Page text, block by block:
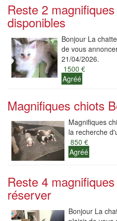
Reste 2
disponibles
Bonjour La
de vous
21/04/2026.
1500 €
Agréé
Magnifiques chiots
Magnifiques
la recherche
850 €
Agréé
Reste 4
réserver
Bonjour La